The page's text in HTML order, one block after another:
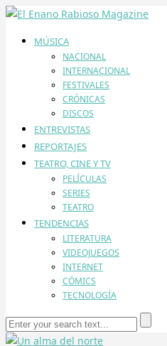
MÚSICA
NACIONAL
INTERNACIONAL
FESTIVALES
CRÓNICAS
DISCOS
ENTREVISTAS
REPORTAJES
TEATRO, CINE Y TV
PELÍCULAS
SERIES
TEATRO
TENDENCIAS
LITERATURA
VIDEOJUEGOS
INTERNET
CÓMICS
TECNOLOGÍA